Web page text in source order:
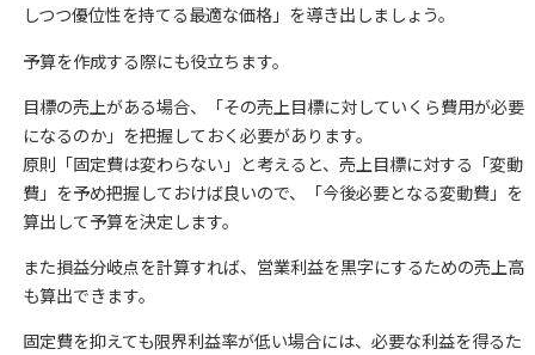
しつつ優位性を持てる最適な価格」を導き出しましょう。
予算を作成する際にも役立ちます。
目標の売上がある場合、「その売上目標に対していくら費用が必要
になるのか」を把握しておく必要があります。
原則「固定費は変わらない」と考えると、売上目標に対する「変動
費」を予め把握しておけば良いので、「今後必要となる変動費」を
算出して予算を決定します。
また損益分岐点を計算すれば、営業利益を黒字にするための売上高
も算出できます。
固定費を抑えても限界利益率が低い場合には、必要な利益を得るた